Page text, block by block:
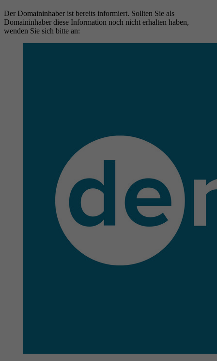
Der Domaininhaber ist bereits informiert. Sollten Sie als
Domaininhaber diese Information noch nicht erhalten haben,
wenden Sie sich bitte an: